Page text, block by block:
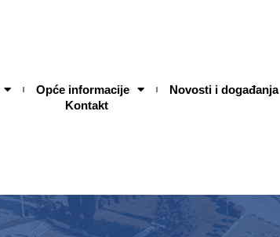
Opće informacije Novosti i događanja
Kontakt